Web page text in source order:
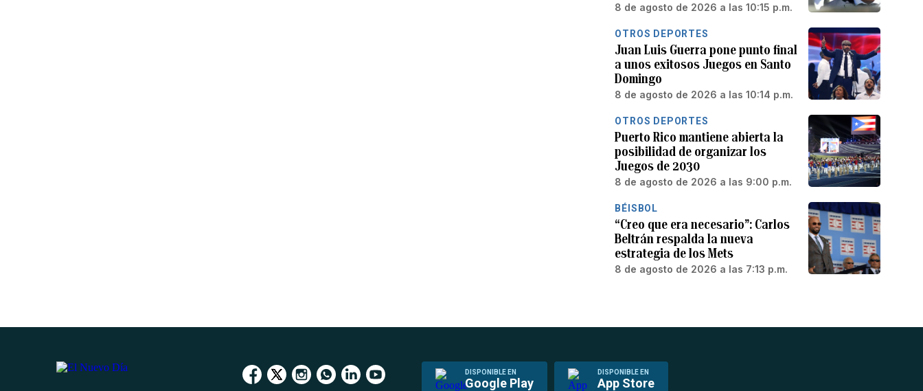
8 de agosto de 2026 a las 10:15 p.m.
OTROS DEPORTES
Juan Luis Guerra pone punto final
a unos exitosos Juegos en Santo
Domingo
8 de agosto de 2026 a las 10:14 p.m.
OTROS DEPORTES
Puerto Rico mantiene abierta la
posibilidad de organizar los
Juegos de 2030
8 de agosto de 2026 a las 9:00 p.m.
BÉISBOL
“Creo que era necesario”: Carlos
Beltrán respalda la nueva
estrategia de los Mets
8 de agosto de 2026 a las 7:13 p.m.
DISPONIBLE EN
Google Play
DISPONIBLE EN
App Store